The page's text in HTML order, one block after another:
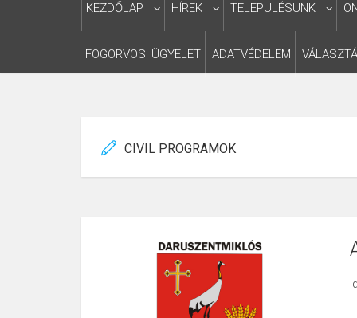
KEZDŐLAP HÍREK TELEPÜLÉSÜNK
FOGORVOSI ÜGYELET ADATVÉDELEM
CIVIL PROGRAMOK